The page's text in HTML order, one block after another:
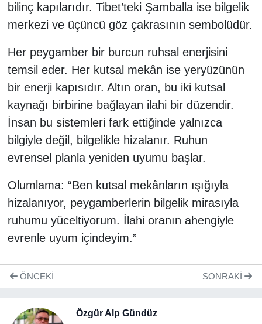
bilinç kapılarıdır. Tibet’teki Şamballa ise bilgelik
merkezi ve üçüncü göz çakrasının sembolüdür.
Her peygamber bir burcun ruhsal enerjisini
temsil eder. Her kutsal mekân ise yeryüzünün
bir enerji kapısıdır. Altın oran, bu iki kutsal
kaynağı birbirine bağlayan ilahi bir düzendir.
İnsan bu sistemleri fark ettiğinde yalnızca
bilgiyle değil, bilgelikle hizalanır. Ruhun
evrensel planla yeniden uyumu başlar.
Olumlama: “Ben kutsal mekânların ışığıyla
hizalanıyor, peygamberlerin bilgelik mirasıyla
ruhumu yüceltiyorum. İlahi oranın ahengiyle
evrenle uyum içindeyim.”
ÖNCEKI SONRAKI
Özgür Alp Gündüz